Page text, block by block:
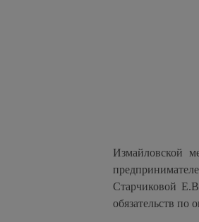
Измайловской
Старчиковой
обязательств по